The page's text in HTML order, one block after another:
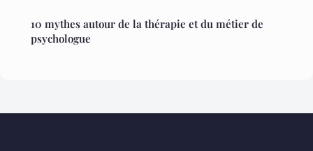
10 mythes autour de la thérapie et du métier de
psychologue